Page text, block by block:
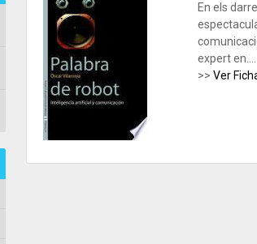
En els
expert en....
>> Ver